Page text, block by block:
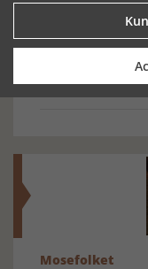
Mosefolket